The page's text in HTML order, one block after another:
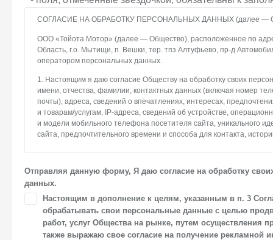
СОГЛАСИЕ НА ОБРАБОТКУ ПЕРСОНАЛЬНЫХ ДАННЫХ (далее —
ООО «Тойота Мотор» (далее — Общество), расположенное по
Область, г.о. Мытищи, п. Вешки, тер. тпз Алтуфьево, пр-д
оператором персональных данных.
1. Настоящим я даю согласие Обществу на обработку своих
имени, отчества, фамилии, контактных данных (включая номер
почты), адреса, сведений о впечатлениях, интересах,
и товарам/услугам, IP-адреса, сведений об устройстве,
и модели мобильного телефона посетителя сайта, уникального
сайта, предпочтительного времени и способа для контакта,
использование, передача (предоставление, доступ),
персональных данных. Общество обрабатывает персональные
средств автоматизации.
3. Целью обработки персональных данных является
Общества с посетителями и пользователями сайта.
Отправляя данную форму, Я даю согласие на обработку
данных.
Настоящим в дополнение к целям, указанным в п. 3
обрабатывать свои персональные данные с целью
работ, услуг Общества на рынке, путем осуществления
также выражаю свое согласие на получение